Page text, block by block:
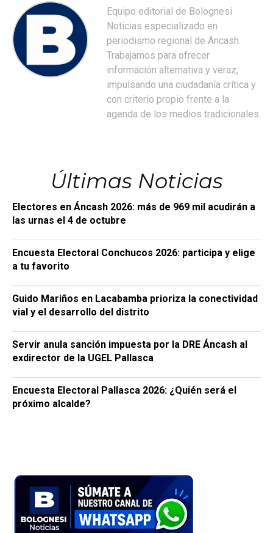
Equipo editorial de Bolognesi
Noticias especializado en
periodismo regional de Áncash.
Trabajamos para ofrecer
información alternativa y veraz,
impulsando una ciudadanía crítica y
con criterio propio frente a la
agenda de los medios tradicionales.
Últimas Noticias
Electores en Áncash 2026: más de 969 mil acudirán a
las urnas el 4 de octubre
Encuesta Electoral Conchucos 2026: participa y elige
a tu favorito
Guido Mariños en Lacabamba prioriza la conectividad
vial y el desarrollo del distrito
Servir anula sanción impuesta por la DRE Áncash al
exdirector de la UGEL Pallasca
Encuesta Electoral Pallasca 2026: ¿Quién será el
próximo alcalde?